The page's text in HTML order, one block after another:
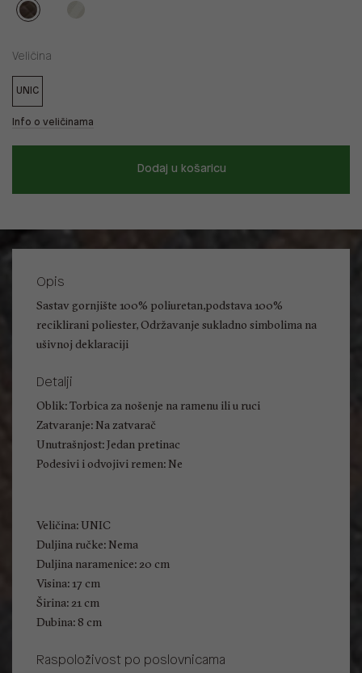
Veličina
UNIC
Info o veličinama
Dodaj u košaricu
Opis
Sastav gornjište 100% poliuretan,podstava 100%
reciklirani poliester, Održavanje sukladno simbolima na
ušivnoj deklaraciji
Detalji
Oblik: Torbica za nošenje na ramenu ili u ruci
Zatvaranje: Na zatvarač
Unutrašnjost: Jedan pretinac
Podesivi i odvojivi remen: Ne
Veličina: UNIC
Duljina ručke: Nema
Duljina naramenice: 20 cm
Visina: 17 cm
Širina: 21 cm
Dubina: 8 cm
Raspoloživost po poslovnicama